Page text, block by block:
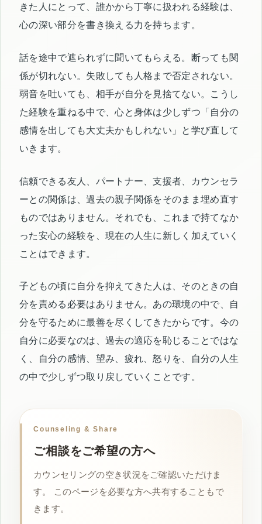
きた人にとって、誰かから丁寧に扱われる経験は、
心の深い部分を書き換える力を持ちます。
話を途中で遮られずに聞いてもらえる。断っても関
係が切れない。失敗しても人格まで否定されない。
弱音を吐いても、相手が自分を見捨てない。こうし
た経験を重ねる中で、心と身体は少しずつ「自分の
感情を出しても大丈夫かもしれない」と学び直して
いきます。
信頼できる友人、パートナー、支援者、カウンセラ
ーとの関係は、過去の親子関係をそのまま埋め直す
ものではありません。それでも、これまで持てなか
った安心の経験を、現在の人生に新しく加えていく
ことはできます。
子どもの頃に自分を抑えてきた人は、そのときの自
分を責める必要はありません。あの環境の中で、自
分を守るために最善を尽くしてきたからです。今の
自分に必要なのは、過去の適応を恥じることではな
く、自分の感情、望み、疲れ、怒りを、自分の人生
の中で少しずつ取り戻していくことです。
Counseling & Share
ご相談をご希望の方へ
カウンセリングの空き状況をご確認いただけま
す。 このページを必要な方へ共有することもで
きます。